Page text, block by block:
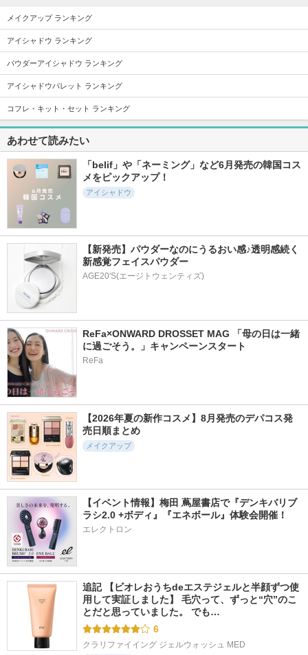
5.4
14073件
デザイニングアイブ
ロウ3D
ケイト
ジューシーベリープ
ランピングリップオ
TOCOBO
RMK デューイーメ
RMK
5.4
29107件
リップモンスター
ケイト
ディオール
5.0
2061件
アートクラス フロ
ッタージュペンシル
too cool for school
6.0
345件
デュー ドロップ テ
5.2
6602件
チークブラッシュ
5.1
1404件
メリハリマスターパ
レット
JUDYDOLL エクセル fwee(フィー)
メイクアップ ランキング
アイシャドウ ランキング
パウダーアイシャドウ ランキング
アイシャドウパレット ランキング
コフレ・キット・セット ランキング
あわせて読みたい
「belif」や「ネーミング」など6月発売の韓国コス
メをピックアップ！
アイシャドウ
【新発売】パウダーなのにうるおい感♪透明感続く
新感覚フェイスパウダー
AGE20'S(エージトウェンティズ)
ReFa×ONWARD DROSSET MAG 「母の日は一緒
に過ごそう。」キャンペーンスタート
ReFa
【2026年夏の新作コスメ】8月発売のデパコス発
売日順まとめ
メイクアップ
【イベント情報】梅田 蔦屋書店で『デンキバリブ
ラシ2.0 +ボディ』『エネボール』体験会開催！
エレクトロン
追記 【ビオレおうちdeエステジェルと半顔ずつ使
用して実証しました】 毛穴って、ずっと“穴”のこ
とだと思っていました。 でも…
6
クラリファイイング ジェルウォッシュ MED